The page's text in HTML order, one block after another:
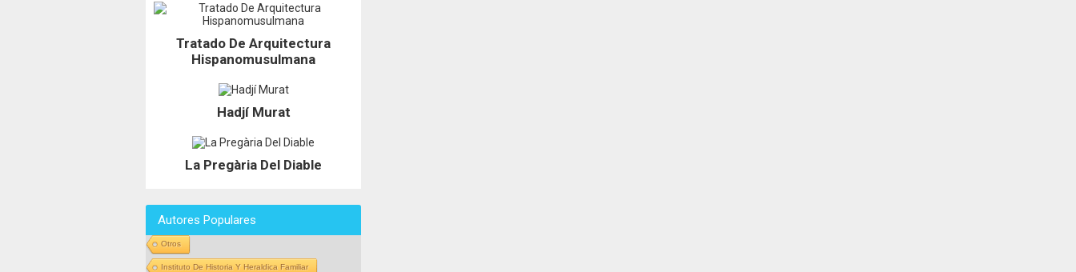
Tratado De Arquitectura
Hispanomusulmana
Hadjí Murat
La Pregària Del Diable
Autores Populares
Otros
Instituto De Historia Y Heraldica Familiar